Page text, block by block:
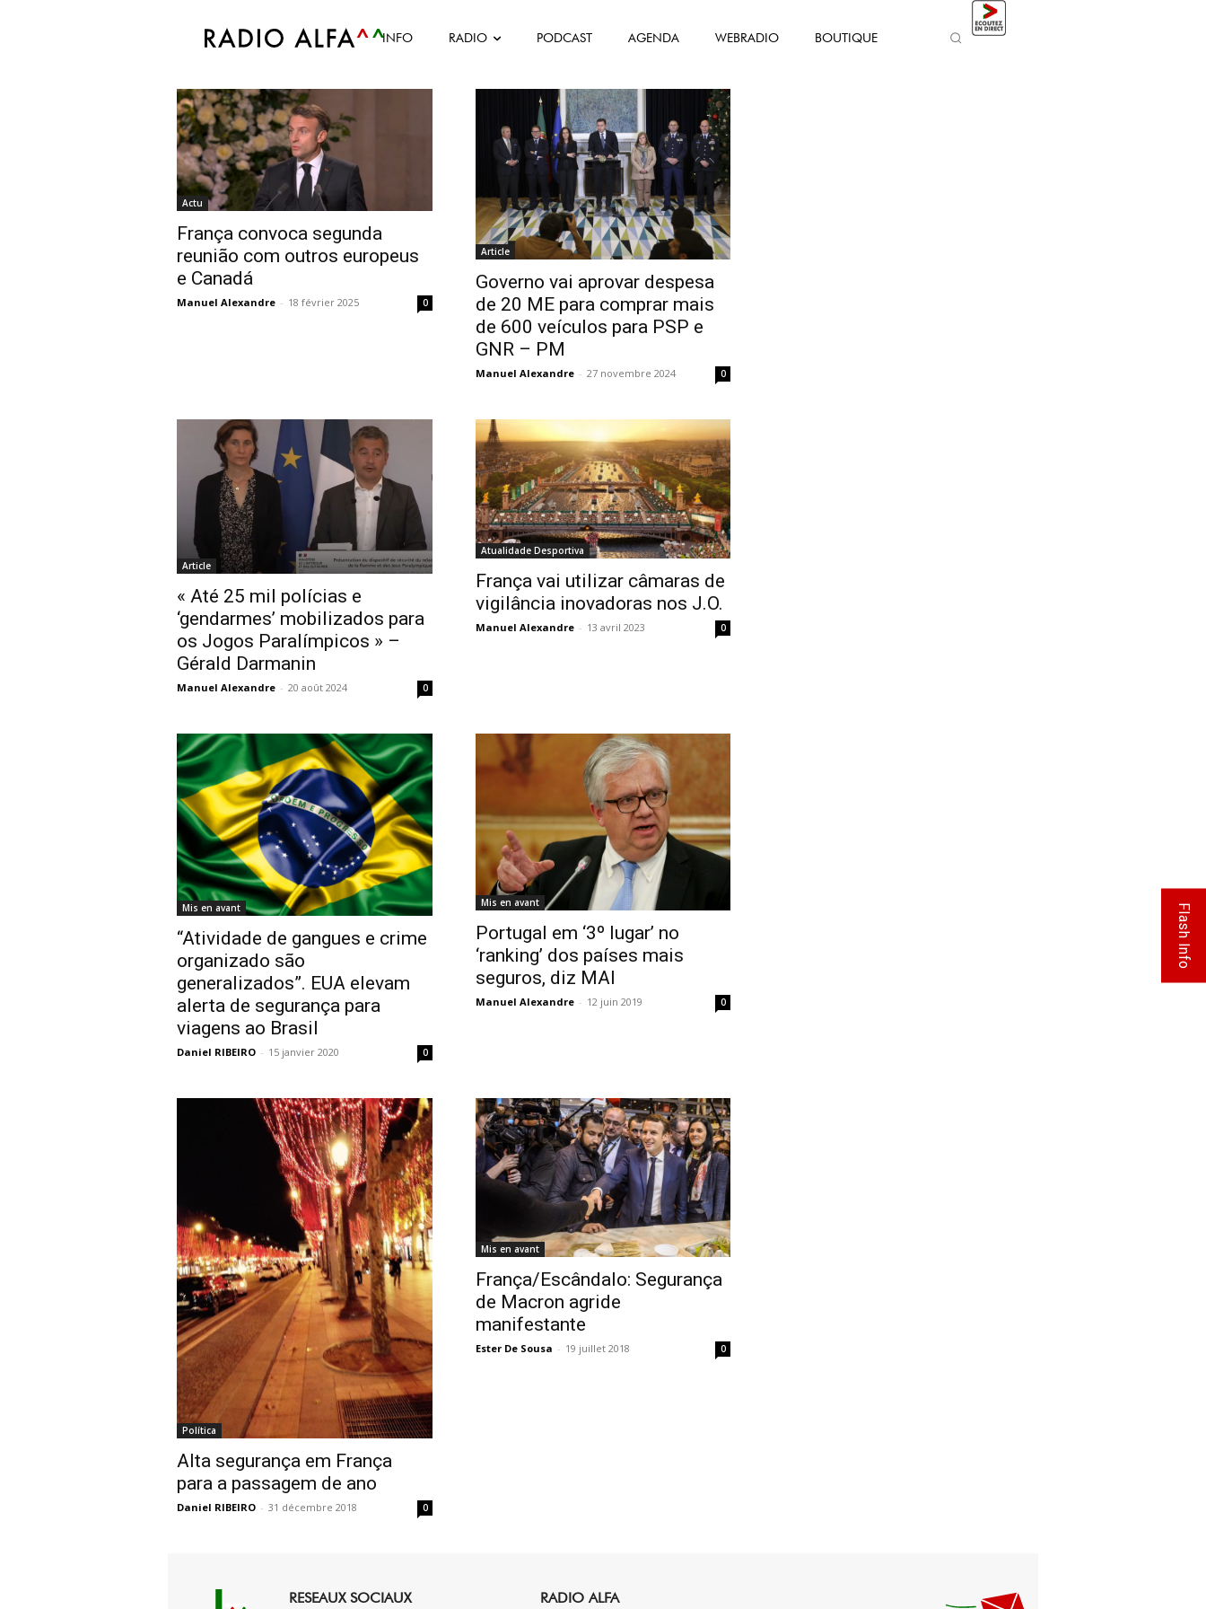
INFO RADIO PODCAST AGENDA WEBRADIO BOUTIQUE
Accueil Tags Segurança
Tag: segurança
Actu
França convoca segunda
reunião com outros europeus
e Canadá
Manuel Alexandre - 18 février 2025 0
Article
Governo vai aprovar despesa
de 20 ME para comprar mais
de 600 veículos para PSP e
GNR – PM
Manuel Alexandre - 27 novembre 2024 0
Article
« Até 25 mil polícias e
‘gendarmes’ mobilizados para
os Jogos Paralímpicos » –
Gérald Darmanin
Manuel Alexandre - 20 août 2024 0
Atualidade Desportiva
França vai utilizar câmaras de
vigilância inovadoras nos J.O.
Manuel Alexandre - 13 avril 2023 0
Mis en avant
“Atividade de gangues e crime
organizado são
generalizados”. EUA elevam
alerta de segurança para
viagens ao Brasil
Daniel RIBEIRO - 15 janvier 2020 0
Mis en avant
Portugal em ‘3º lugar’ no
‘ranking’ dos países mais
seguros, diz MAI
Manuel Alexandre - 12 juin 2019 0
Política
Alta segurança em França
para a passagem de ano
Daniel RIBEIRO - 31 décembre 2018 0
Mis en avant
França/Escândalo: Segurança
de Macron agride
manifestante
Ester De Sousa - 19 juillet 2018 0
RESEAUX SOCIAUX
RADIO ALFA
Flash Info